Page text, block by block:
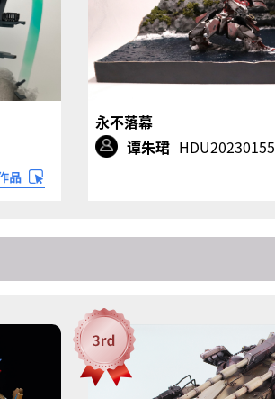
永不落幕
谭朱珺
HDU20230155